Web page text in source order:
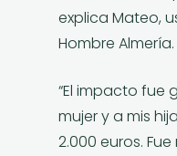
explica Mateo,
Hombre Almería.
“El impacto fue
mujer y a mis
2.000 euros.